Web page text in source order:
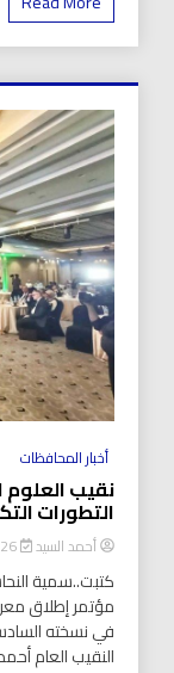
أخبار المحافظات
نقيب
التطورات
أحمد السيد 2026-08-04
كتبت..سمية
مؤتمر إطلاق
في نسخته
النقيب العام